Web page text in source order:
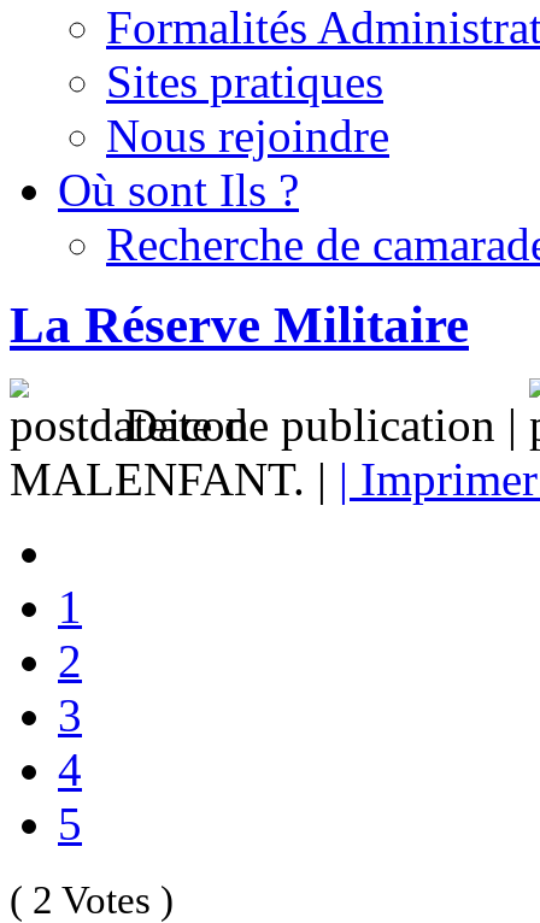
Formalités
Sites pratiques
Nous rejoindre
Où sont Ils ?
Recherche de
La Réserve Militaire
Date de publication |
MALENFANT. | |
1
2
3
4
5
( 2 Votes )